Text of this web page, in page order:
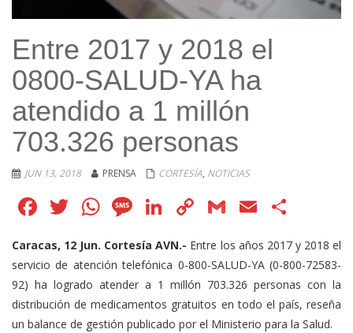
Entre 2017 y 2018 el
0800-SALUD-YA ha
atendido a 1 millón
703.326 personas
JUN 13, 2018 PRENSA CORTESÍA, NOTICIAS
Facebook
Twitter
WhatsApp
Message
LinkedIn
Copy
Link
GmailEmail
Caracas, 12 Jun. Cortesía AVN.- Entre los años 2017 y 2018 el
servicio de atención telefónica 0-800-SALUD-YA (0-800-72583-
92) ha logrado atender a 1 millón 703.326 personas con la
distribución de medicamentos gratuitos en todo el país, reseña
un balance de gestión publicado por el Ministerio para la Salud.